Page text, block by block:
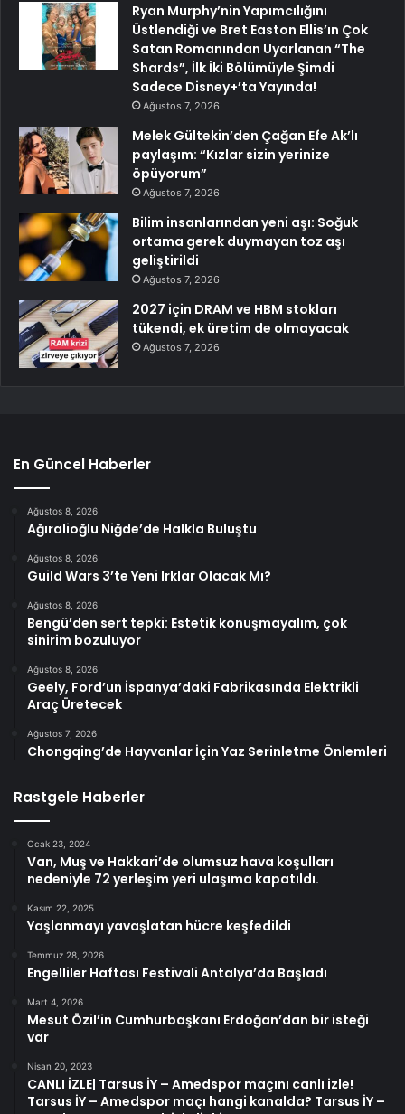
Ryan Murphy’nin Yapımcılığını
Üstlendiği ve Bret Easton Ellis’ın Çok
Satan Romanından Uyarlanan “The
Shards”, İlk İki Bölümüyle Şimdi
Sadece Disney+’ta Yayında!
Ağustos 7, 2026
Melek Gültekin’den Çağan Efe Ak’lı
paylaşım: “Kızlar sizin yerinize
öpüyorum”
Ağustos 7, 2026
Bilim insanlarından yeni aşı: Soğuk
ortama gerek duymayan toz aşı
geliştirildi
Ağustos 7, 2026
2027 için DRAM ve HBM stokları
tükendi, ek üretim de olmayacak
Ağustos 7, 2026
En Güncel Haberler
Ağustos 8, 2026
Ağıralioğlu Niğde’de Halkla Buluştu
Ağustos 8, 2026
Guild Wars 3’te Yeni Irklar Olacak Mı?
Ağustos 8, 2026
Bengü’den sert tepki: Estetik konuşmayalım, çok
sinirim bozuluyor
Ağustos 8, 2026
Geely, Ford’un İspanya’daki Fabrikasında Elektrikli
Araç Üretecek
Ağustos 7, 2026
Chongqing’de Hayvanlar İçin Yaz Serinletme Önlemleri
Rastgele Haberler
Ocak 23, 2024
Van, Muş ve Hakkari’de olumsuz hava koşulları
nedeniyle 72 yerleşim yeri ulaşıma kapatıldı.
Kasım 22, 2025
Yaşlanmayı yavaşlatan hücre keşfedildi
Temmuz 28, 2026
Engelliler Haftası Festivali Antalya’da Başladı
Mart 4, 2026
Mesut Özil’in Cumhurbaşkanı Erdoğan’dan bir isteği
var
Nisan 20, 2023
CANLI İZLE| Tarsus İY – Amedspor maçını canlı izle!
Tarsus İY – Amedspor maçı hangi kanalda? Tarsus İY –